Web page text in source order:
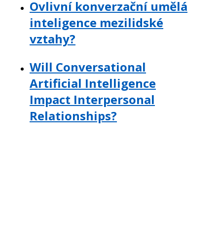
Ovlivní konverzační umělá
inteligence mezilidské
vztahy?
Will Conversational
Artificial Intelligence
Impact Interpersonal
Relationships?